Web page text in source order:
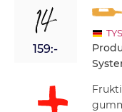
14
159:-